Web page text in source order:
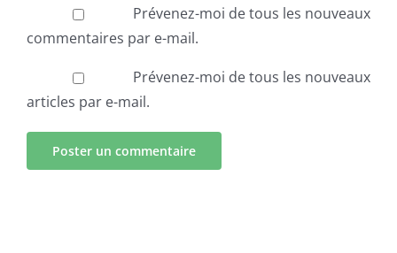
Prévenez-moi de tous les nouveaux
commentaires par e-mail.
Prévenez-moi de tous les nouveaux
articles par e-mail.